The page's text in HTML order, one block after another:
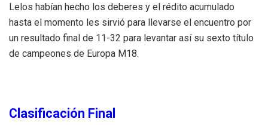
Lelos habían hecho los deberes y el rédito acumulado
hasta el momento les sirvió para llevarse el encuentro por
un resultado final de 11-32 para levantar así su sexto título
de campeones de Europa M18.
Clasificación Final